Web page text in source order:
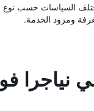
السياسات حسب نوع
ومزود الخدمة.
نياجرا